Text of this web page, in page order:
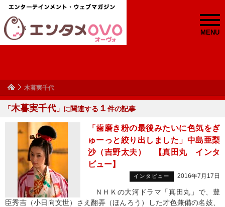
MENU
木暮実千代
「木暮実千代 」に関連する １ 件の記事
「歯磨き粉の最後みたいに色気をぎ
ゅーっと絞り出しました」中島亜梨
沙（吉野太夫） 【真田丸 インタ
ビュー】
インタビュー 2016年7月17日
ＮＨＫの大河ドラマ「真田丸」で、豊
臣秀吉（小日向文世）さえ翻弄（ほんろう）した才色兼備の名妓、